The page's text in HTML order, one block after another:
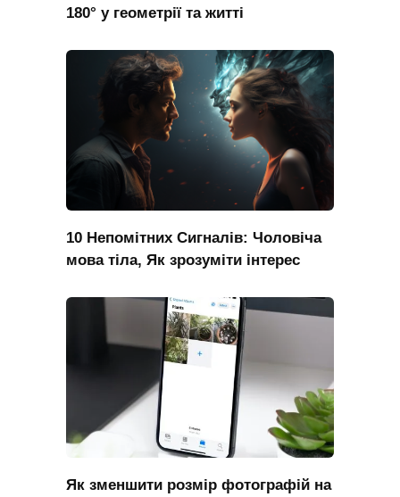
180° у геометрії та житті
10 Непомітних Сигналів: Чоловіча
мова тіла, Як зрозуміти інтерес
Як зменшити розмір фотографій на